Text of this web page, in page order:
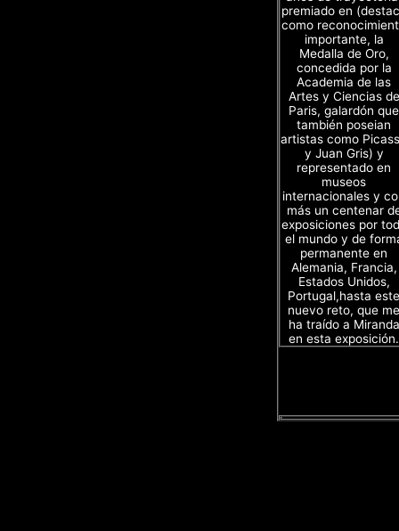
premiado en
como
importante, la
Medalla de Oro,
concedida por la
Academia de las
Artes y Ciencias de
Paris, galardón que
también poseian
artistas como
y Juan Gris) y
representado en
museos
internacionales y
más un centenar
exposiciones por
el mundo y de
permanente en
Alemania, Francia,
Estados Unidos,
Portugal,hasta este
nuevo reto, que me
ha traído a Miranda
en esta exposición.